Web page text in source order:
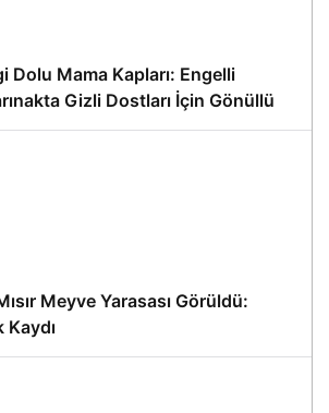
Dolu Mama Kapları: Engelli
Gizli Dostları İçin Gönüllü
Meyve Yarasası Görüldü: